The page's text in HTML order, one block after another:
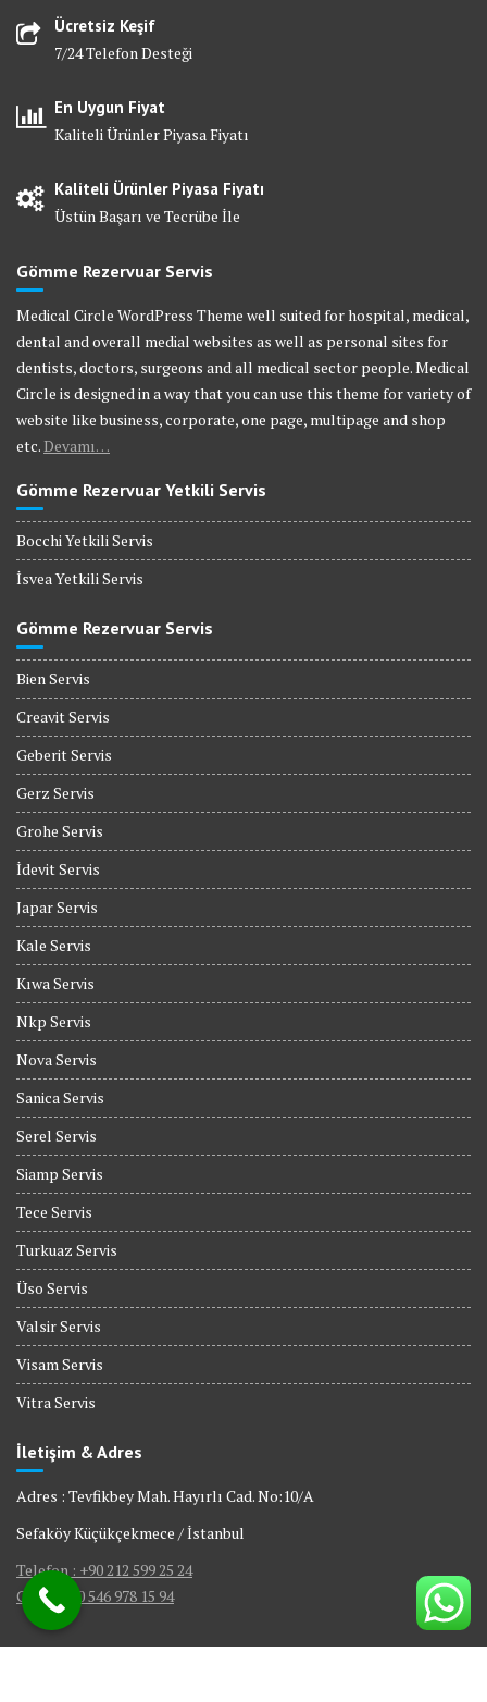
Ücretsiz Keşif
7/24 Telefon Desteği
En Uygun Fiyat
Kaliteli Ürünler Piyasa Fiyatı
Kaliteli Ürünler Piyasa Fiyatı
Üstün Başarı ve Tecrübe İle
Gömme Rezervuar Servis
Medical Circle WordPress Theme well suited for hospital, medical,
dental and overall medial websites as well as personal sites for
dentists, doctors, surgeons and all medical sector people. Medical
Circle is designed in a way that you can use this theme for variety of
website like business, corporate, one page, multipage and shop
etc.Devamı…
Gömme Rezervuar Yetkili Servis
Bocchi Yetkili Servis
İsvea Yetkili Servis
Gömme Rezervuar Servis
Bien Servis
Creavit Servis
Geberit Servis
Gerz Servis
Grohe Servis
İdevit Servis
Japar Servis
Kale Servis
Kıwa Servis
Nkp Servis
Nova Servis
Sanica Servis
Serel Servis
Siamp Servis
Tece Servis
Turkuaz Servis
Üso Servis
Valsir Servis
Visam Servis
Vitra Servis
İletişim & Adres
Adres : Tevfikbey Mah. Hayırlı Cad. No:10/A
Sefaköy Küçükçekmece / İstanbul
Telefon : +90 212 599 25 24
GSM : +90 546 978 15 94